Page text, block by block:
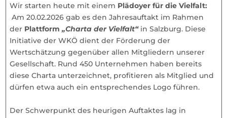
Wir starten heute mit einem Plädoyer für die Vielfalt:
Am 20.02.2026 gab es den Jahresauftakt im Rahmen
der Plattform „Charta der Vielfalt“in Salzburg. Diese
Initiative der WKÖ dient der Förderung der
Wertschätzung gegenüber allen Mitgliedern unserer
Gesellschaft. Rund 450 Unternehmen haben bereits
diese Charta unterzeichnet, profitieren als Mitglied und
dürfen etwa auch ein entsprechendes Logo führen.
Der Schwerpunkt des heurigen Auftaktes lag in